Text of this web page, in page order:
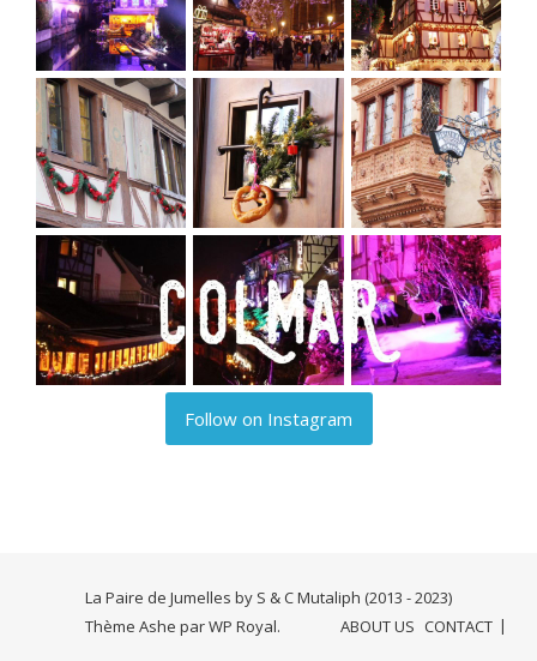
Follow on Instagram
La Paire de Jumelles by S & C Mutaliph (2013 - 2023)
ABOUT US CONTACT
Thème Ashe parWP Royal.